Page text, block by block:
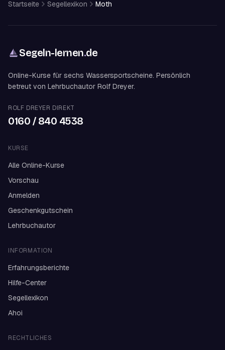
Startseite Segellexikon Moth
Segeln-lernen.de
Online-Kurse für sechs Wassersportscheine. Persönlich
betreut von Lehrbuchautor Rolf Dreyer.
ROLF DREYER DIREKT
0160 / 840 4538
KURSE
Alle Online-Kurse
Vorschau
Anmelden
Geschenkgutschein
Lehrbuchautor
INFORMATION
Erfahrungsberichte
Hilfe-Center
Segellexikon
Ahoi
RECHTLICHES